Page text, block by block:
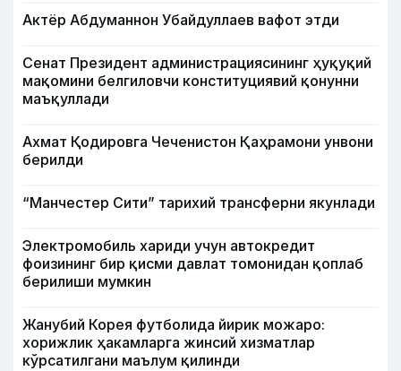
Актёр Абду­маннон Убайдуллаев вафот этди
Сенат Президент администрациясининг ҳуқуқий
мақомини белгиловчи конституциявий қонунни
маъқуллади
Ахмат Қодировга Чеченистон Қаҳрамони унвони
берилди
“Манчестер Сити” тарихий трансферни якунлади
Электромобиль хариди учун автокредит
фоизининг бир қисми давлат томонидан қоплаб
берилиши мумкин
Жанубий Корея футболида йирик можаро:
хорижлик ҳакамларга жинсий хизматлар
кўрсатилгани маълум қилинди